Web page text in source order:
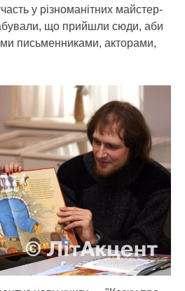
у різноманітних майстер-
що прийшли сюди, аби
письменниками, акторами,